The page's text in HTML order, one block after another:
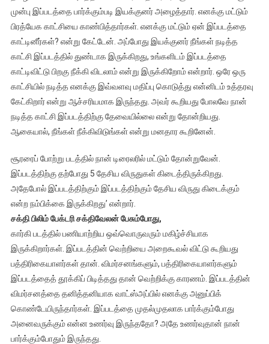
முன்பு இப்படத்தை பார்க்கும்படி இயக்குனர் அழைத்தார். எனக்கு மட்டும்
பிரத்யேக காட்சியை காண்பித்தார்கள். எனக்கு மட்டும் ஏன் இப்படத்தை
காட்டினீர்கள்? என்று கேட்டேன். அப்போது இயக்குனர் நீங்கள் நடித்த
காட்சி இப்படத்தில் துண்டாக இருக்கிறது, உங்களிடம் இப்படத்தை
காட்டிவிட்டு பிறகு நீக்கி விடலாம் என்று இருக்கிறோம் என்றார். ஒரே ஒரு
காட்சியில் நடித்த எனக்கு இவ்வளவு மதிப்பு கொடுத்து என்னிடம் உத்தரவு
கேட்கிறார் என்று ஆச்சரியமாக இருந்தது. அவர் கூறியது போலவே நான்
நடித்த காட்சி இப்படத்திற்கு தேவையில்லை என்று தோன்றியது.
ஆகையால், நீங்கள் நீக்கிவிடுங்கள் என்று மனதார கூறினேன்.
சூரரைப் போற்று படத்தில் நான் டிரைலரில் மட்டும் தோன்றுவேன்.
இப்படத்திற்கு தற்போது 5 தேசிய விருதுகள் கிடைத்திருக்கிறது.
அதேபோல் இப்படத்திற்கும் இப்படத்திற்கும் தேசிய விருது கிடைக்கும்
என்ற நம்பிக்கை இருக்கிறது’ என்றார்.
சக்தி பிலிம் பேக்டரி சக்திவேலன் பேசும்போது,
கார்கி படத்தில் பணியாற்றிய ஒவ்வொருவரும் மகிழ்ச்சியாக
இருக்கிறார்கள். இப்படத்தின் வெற்றியை அறைகூவல் விட்டு கூறியது
பத்திரிகையாளர்கள் தான். விமர்சனங்களும், பத்திரிகையாளர்களும்
இப்படத்தைத் தூக்கிப் பிடித்தது தான் வெற்றிக்கு காரணம். இப்படத்தின்
விமர்சனத்தை தனித்தனியாக வாட்ஸ்அப்பில் எனக்கு அனுப்பிக்
கொண்டேயிருந்தார்கள். இப்படத்தை முதல்முதலாக பார்க்கும்போது
அனைவருக்கும் என்ன உணர்வு இருந்ததோ? அதே உணர்வுதான் நான்
பார்க்கும்போதும் இருந்தது.